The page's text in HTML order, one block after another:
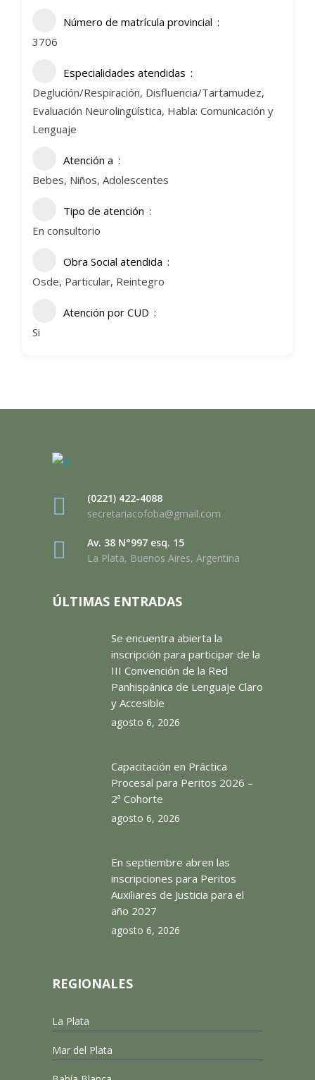
Número de matrícula provincial
3706
Especialidades atendidas
Deglución/Respiración, Disfluencia/Tartamudez,
Evaluación Neurolingüística, Habla: Comunicación y
Lenguaje
Atención a
Bebes, Niños, Adolescentes
Tipo de atención
En consultorio
Obra Social atendida
Osde, Particular, Reintegro
Atención por CUD
Si
(0221) 422-4088
secretariacofoba@gmail.com
Av. 38 N°997 esq. 15
La Plata, Buenos Aires, Argentina
ÚLTIMAS ENTRADAS
Se encuentra abierta la
inscripción para participar de la
III Convención de la Red
Panhispánica de Lenguaje Claro
y Accesible
agosto 6, 2026
Capacitación en Práctica
Procesal para Peritos 2026 –
2ª Cohorte
agosto 6, 2026
En septiembre abren las
inscripciones para Peritos
Auxiliares de Justicia para el
año 2027
agosto 6, 2026
REGIONALES
La Plata
Mar del Plata